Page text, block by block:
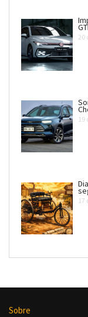
20
19
17
Sobre